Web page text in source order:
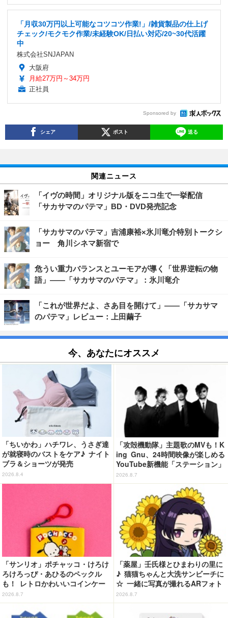
「月収30万円以上可能なコツコツ作業!」/雑貨製品の仕上げ
チェック/モクモク作業/未経験OK/日払い対応/20~30代活躍
中
株式会社SNJAPAN
大阪府
月給27万円～34万円
正社員
Sponsored by
シェア ポスト 送る
関連ニュース
「イヴの時間」オリジナル版をニコ生で一挙配信
「サカサマのパテマ」BD・DVD発売記念
「サカサマのパテマ」吉浦康裕×氷川竜介特別トークシ
ョー 角川シネマ新宿で
危うい重力バランスとユーモアが導く「世界逆転の物
語」――「サカサマのパテマ」：氷川竜介
「これが世界だよ、さあ目を開けて」――「サカサマ
のパテマ」レビュー：上田繭子
今、あなたにオススメ
「ちいかわ」ハチワレ、うさぎ達
が就寝時のバストをケア♪ ナイト
ブラ＆ショーツが発売
2026.8.4
「攻殻機動隊」主題歌のMVも！K
ing Gnu、24時間映像が楽しめる
YouTube新機能「ステーション」
ページを公開
2026.8.7
「サンリオ」ポチャッコ・けろけ
ろけろっぴ・あひるのペックル
も！ レトロかわいいコインケー
ス第2弾がカプセルトイに登場♪
2026.8.7
「薬屋」壬氏様とひまわりの里に
♪ 猫猫ちゃんと大洗サンビーチに
☆ 一緒に写真が撮れるARフォト
スポット企画「猫猫・壬氏と夏巡
り」開催【茨城県】
2026.8.7